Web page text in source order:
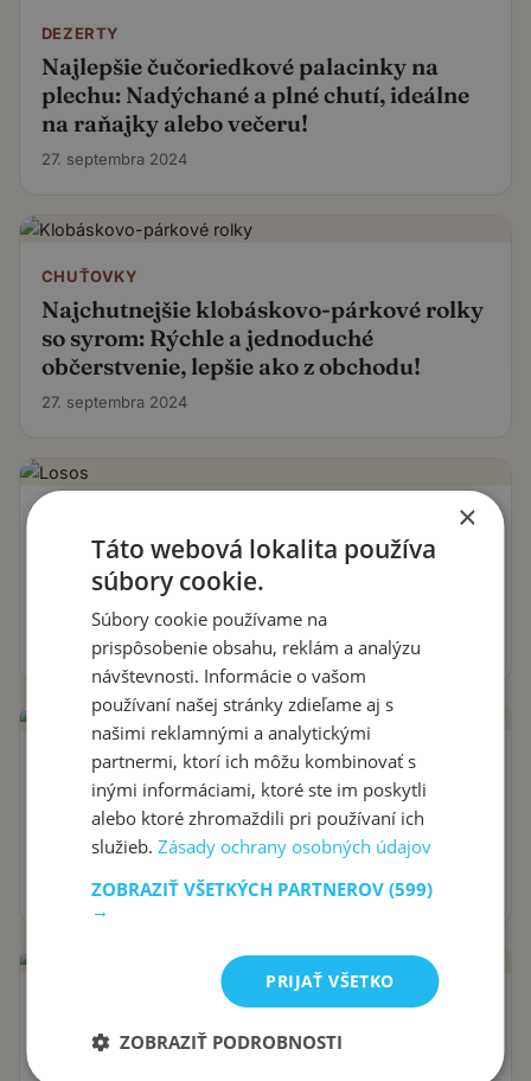
DEZERTY
Najlepšie čučoriedkové palacinky na
plechu: Nadýchané a plné chutí, ideálne
na raňajky alebo večeru!
27. septembra 2024
CHUŤOVKY
Najchutnejšie klobáskovo-párkové rolky
so syrom: Rýchle a jednoduché
občerstvenie, lepšie ako z obchodu!
27. septembra 2024
Losos so smotanovou omáčkou z bieleho
vína: Krémový kráľ večere, hotový za 15
minút!
26. septembra 2024
HLAVNÉ JEDLÁ
Hovädzí Stroganov: Jednoduchý a
krémový recept v jednej panvici na
rýchlu večeru s cestovinami alebo
zemiakovou kašou!
25. septembra 2024
Bravčová panenka s medovo-
×
Táto webová lokalita používa
súbory cookie.
Súbory cookie používame na
prispôsobenie obsahu, reklám a analýzu
návštevnosti. Informácie o vašom
používaní našej stránky zdieľame aj s
našimi reklamnými a analytickými
partnermi, ktorí ich môžu kombinovať s
inými informáciami, ktoré ste im poskytli
alebo ktoré zhromaždili pri používaní ich
služieb.Zásady ochrany osobných údajov
ZOBRAZIŤ VŠETKÝCH PARTNEROV(599)
→
PRIJAŤ VŠETKO
ZOBRAZIŤ PODROBNOSTI